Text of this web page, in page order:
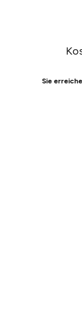
Schwarz
Sie